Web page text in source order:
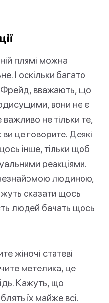
плямі можна
І оскільки багато
Фрейд, вважають, що
вони не є
важливо не тільки те,
це говорите. Деякі
інше, тільки щоб
реакціями.
людиною,
сказати щось
людей бачать щось
жіночі статеві
метелика, це
Кажуть, що
їх майже всі.